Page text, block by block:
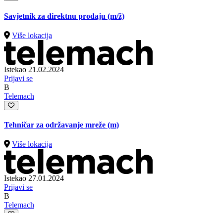
Savjetnik za direktnu prodaju (m/ž)
Više lokacija
Istekao 21.02.2024
Prijavi se
B
Telemach
Tehničar za održavanje mreže (m)
Više lokacija
Istekao 27.01.2024
Prijavi se
B
Telemach